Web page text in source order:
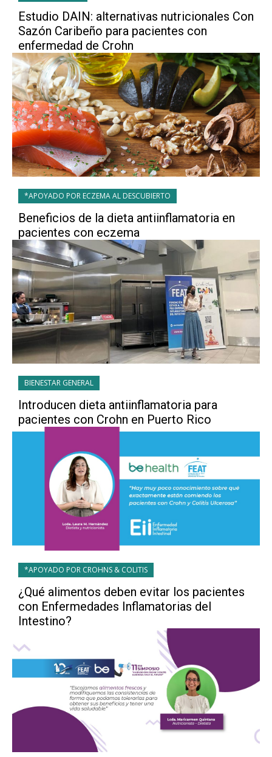
Estudio DAIN: alternativas nutricionales Con
Sazón Caribeño para pacientes con
enfermedad de Crohn
*APOYADO POR ECZEMA AL DESCUBIERTO
Beneficios de la dieta antiinflamatoria en
pacientes con eczema
BIENESTAR GENERAL
Introducen dieta antiinflamatoria para
pacientes con Crohn en Puerto Rico
*APOYADO POR CROHNS & COLITIS
¿Qué alimentos deben evitar los pacientes
con Enfermedades Inflamatorias del
Intestino?